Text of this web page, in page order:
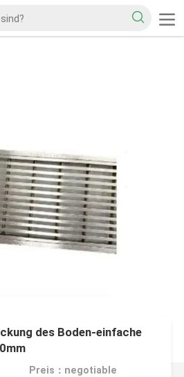
des Boden-einfache
Preis：negotiable